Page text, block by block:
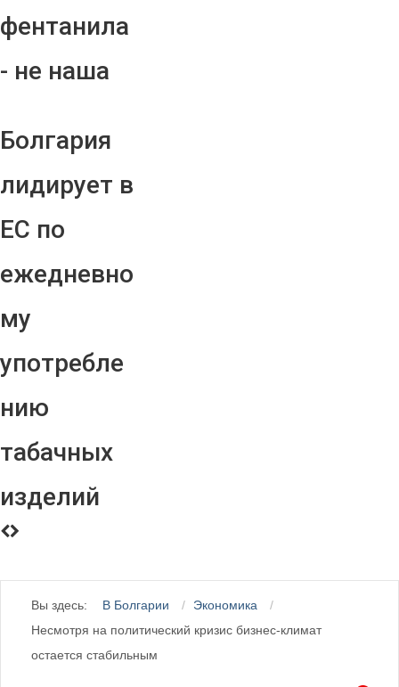
фентанила
- не наша
Болгария
лидирует в
ЕС по
ежедневно
му
употребле
нию
табачных
изделий
Вы здесь: В Болгарии
Экономика
Несмотря на политический кризис бизнес-климат
остается стабильным